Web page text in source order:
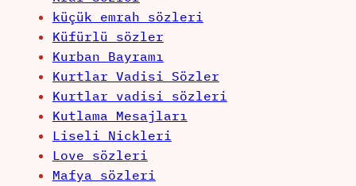
küçük emrah sözleri
Küfürlü sözler
Kurban Bayramı
Kurtlar Vadisi Sözler
Kurtlar vadisi sözleri
Kutlama Mesajları
Liseli Nickleri
Love sözleri
Mafya sözleri